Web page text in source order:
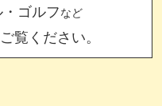
ゴルフなど
覧ください。